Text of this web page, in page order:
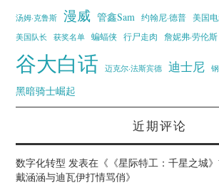
汤姆·克鲁斯 漫威 管鑫Sam 约翰尼·德普
美国
美国队长
获奖名单 蝙蝠侠 行尸走肉 詹妮弗·劳伦斯
谷大白话 迈克尔·法斯宾德 迪士尼
黑暗骑士崛起
近期评论
数字化转型 发表在《 《星际特工：千星之城
戴涵涵与迪瓦伊打情骂俏》